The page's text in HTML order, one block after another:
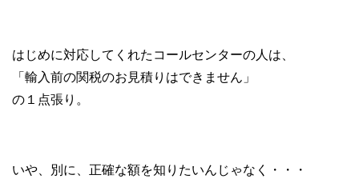
はじめに対応してくれたコールセンターの人は、
「輸入前の関税のお見積りはできません」
の１点張り。
いや、別に、正確な額を知りたいんじゃなく・・・